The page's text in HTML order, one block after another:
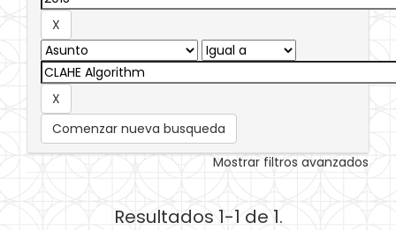
Comenzar nueva busqueda
Mostrar filtros avanzados
Resultados 1-1 de 1.